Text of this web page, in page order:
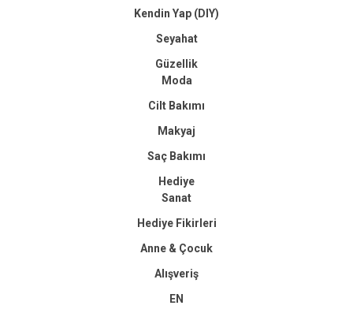
Kendin Yap (DIY)
Seyahat
Güzellik
Moda
Cilt Bakımı
Makyaj
Saç Bakımı
Hediye
Sanat
Hediye Fikirleri
Anne & Çocuk
Alışveriş
EN